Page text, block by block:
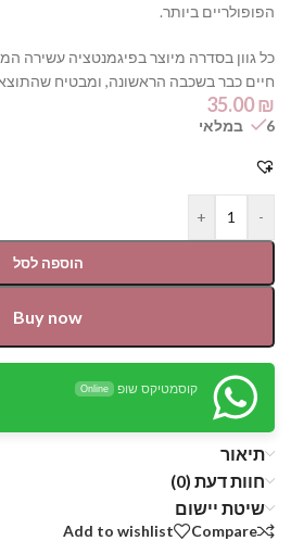
הפופולריים ביותר.
כל גוון בסדרה מיוצר בפיגמנטציה עשירה
חיים כבר בשכבה הראשונה, ומבטיח
35.00₪
6 במלאי
-
+
הוספה לסל
Buy now
קוסמטיקס שופ Online
תיאור
חוות דעת (0)
שיטת יישום
Compare
Add to wishlist